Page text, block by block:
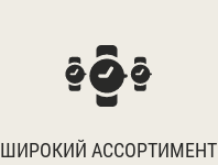
ШИРОКИЙ АССОРТИМЕНТ